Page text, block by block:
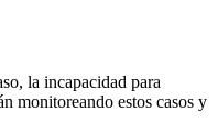
la incapacidad para
monitoreando estos casos y